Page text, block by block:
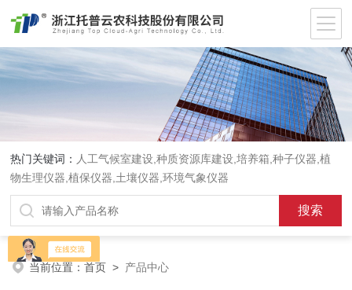
热门关键词： 人工气候室建设,种质资源库建设,培养箱,种子仪器,植
物生理仪器,植保仪器,土壤仪器,环境气象仪器
当前位置：首页 > 产品中心